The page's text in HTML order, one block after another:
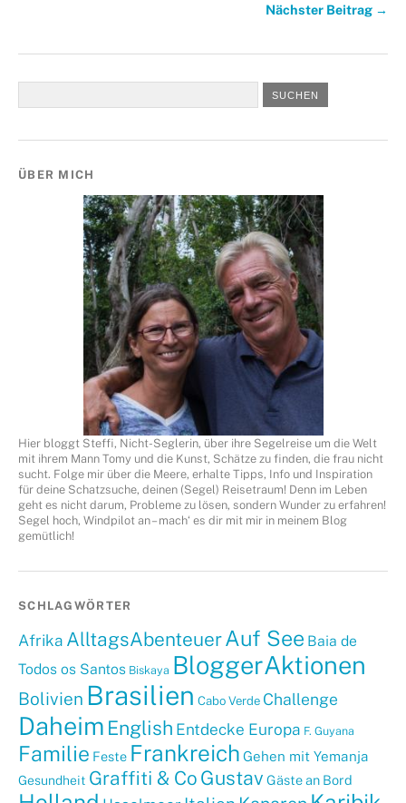
Nächster Beitrag →
ÜBER MICH
Hier bloggt Steffi, Nicht-Seglerin, über ihre Segelreise um die Welt
mit ihrem Mann Tomy und die Kunst, Schätze zu finden, die frau nicht
sucht. Folge mir über die Meere, erhalte Tipps, Info und Inspiration
für deine Schatzsuche, deinen (Segel) Reisetraum! Denn im Leben
geht es nicht darum, Probleme zu lösen, sondern Wunder zu erfahren!
Segel hoch, Windpilot an – mach‘ es dir mit mir in meinem Blog
gemütlich!
SCHLAGWÖRTER
Afrika AlltagsAbenteuerAuf See Baia de
Todos os Santos Biskaya BloggerAktionen
Bolivien Brasilien Cabo Verde Challenge
Daheim English Entdecke Europa F. Guyana
Familie Feste Frankreich Gehen mit Yemanja
Gesundheit Graffiti & Co Gustav Gäste an Bord